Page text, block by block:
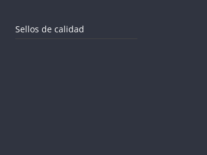
Sellos de calidad